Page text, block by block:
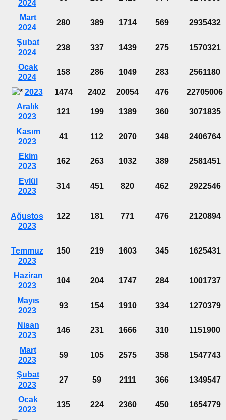
2024
Mart
2024
280 389 1714 569 2935432
Şubat
2024
238 337 1439 275 1570321
Ocak
2024
158 286 1049 283 2561180
2023 1474 2402 20054 476
22705006
Aralık
2023
121 199 1389 360 3071835
Kasım
2023
41 112 2070 348 2406764
Ekim
2023
162 263 1032 389 2581451
Eylül
2023
314 451 820 462 2922546
Ağustos
2023
122 181 771 476 2120894
Temmuz
2023
150 219 1603 345 1625431
Haziran
2023
104 204 1747 284 1001737
Mayıs
2023
93 154 1910 334 1270379
Nisan
2023
146 231 1666 310 1151900
Mart
2023
59 105 2575 358 1547743
Şubat
2023
27 59 2111 366 1349547
Ocak
2023
135 224 2360 450 1654779